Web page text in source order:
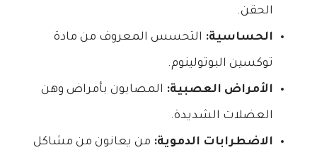
الحقن.
الحساسية: التحسس المعروف من مادة
توكسين البوتولينوم.
الأمراض العصبية: المصابون بأمراض وهن
العضلات الشديدة.
الاضطرابات الدموية: من يعانون من مشاكل